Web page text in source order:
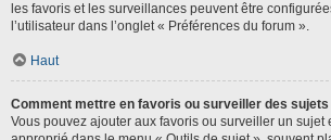
les favoris et les surveillances peuvent être
l’utilisateur dans l’onglet « Préférences du forum ».
Haut
Comment mettre en favoris ou surveiller des sujets
Vous pouvez ajouter aux favoris ou surveiller un sujet